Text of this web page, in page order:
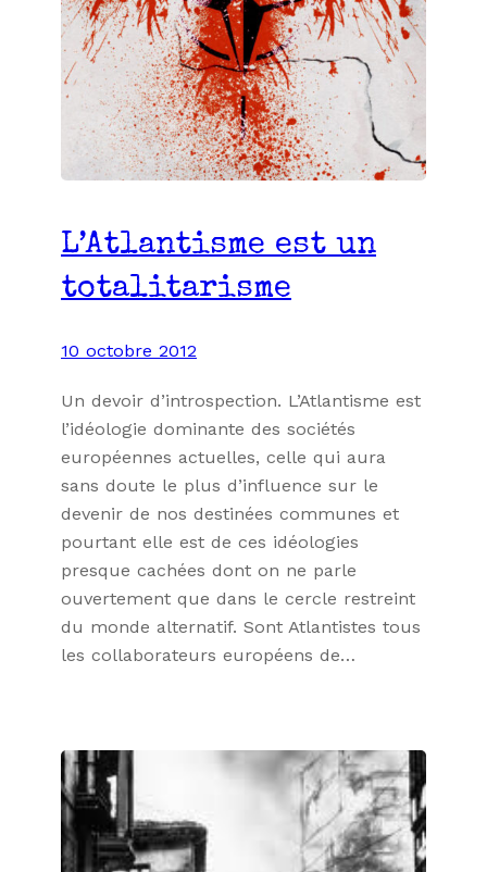
L’Atlantisme est un
totalitarisme
10 octobre 2012
Un devoir d’introspection. L’Atlantisme est
l’idéologie dominante des sociétés
européennes actuelles, celle qui aura
sans doute le plus d’influence sur le
devenir de nos destinées communes et
pourtant elle est de ces idéologies
presque cachées dont on ne parle
ouvertement que dans le cercle restreint
du monde alternatif. Sont Atlantistes tous
les collaborateurs européens de…